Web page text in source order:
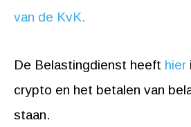
van de KvK.
De Belastingdienst heeft hier
crypto en het betalen van
staan.